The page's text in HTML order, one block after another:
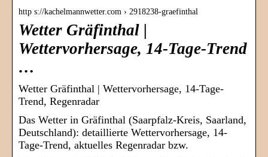
http s://kachelmannwetter.com › 2918238-graefinthal
Wetter Gräfinthal |
Wettervorhersage, 14-Tage-Trend
…
Wetter Gräfinthal | Wettervorhersage, 14-Tage-
Trend, Regenradar
Das Wetter in Gräfinthal (Saarpfalz-Kreis, Saarland,
Deutschland): detaillierte Wettervorhersage, 14-
Tage-Trend, aktuelles Regenradar bzw.